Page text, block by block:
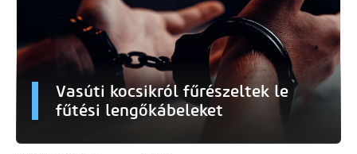
Vasúti kocsikról fűrészeltek le
fűtési lengőkábeleket